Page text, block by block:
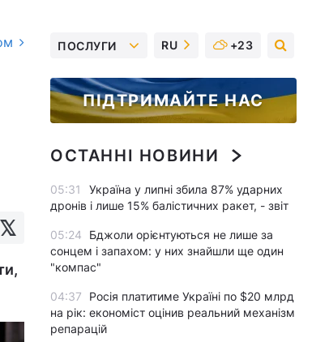
ПОСЛУГИ RU +23
ПІДТРИМАЙТЕ НАС
ОСТАННІ НОВИНИ
05:31
Україна у липні збила 87% ударних
дронів і лише 15% балістичних ракет, - звіт
05:24
Бджоли орієнтуються не лише за
сонцем і запахом: у них знайшли ще один
"компас"
04:37
Росія платитиме Україні по $20 млрд
на рік: економіст оцінив реальний механізм
репарацій